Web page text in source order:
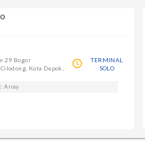
29 Bogor
Kota Depok,
TERMINAL
SOLO
Array